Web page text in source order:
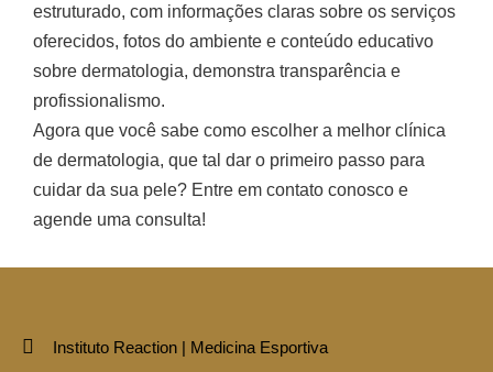
estruturado, com informações claras sobre os serviços
oferecidos, fotos do ambiente e conteúdo educativo
sobre dermatologia, demonstra transparência e
profissionalismo.
Agora que você sabe como escolher a melhor clínica
de dermatologia, que tal dar o primeiro passo para
cuidar da sua pele? Entre em contato conosco e
agende uma consulta!
Instituto Reaction | Medicina Esportiva